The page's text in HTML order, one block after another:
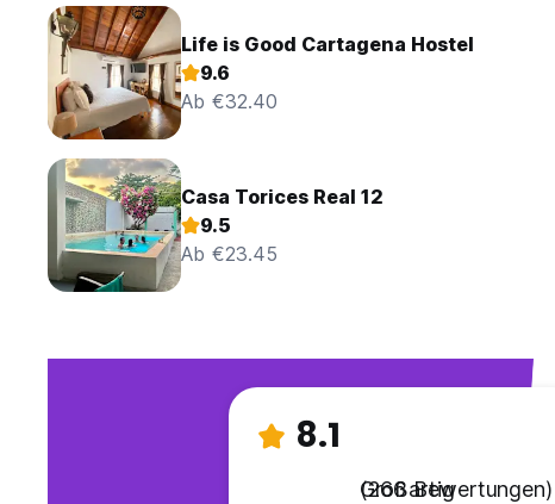
Life is Good Cartagena Hostel
9.6
Ab €32.40
Casa Torices Real 12
9.5
Ab €23.45
8.1
Großartig
(266 Bewertungen)